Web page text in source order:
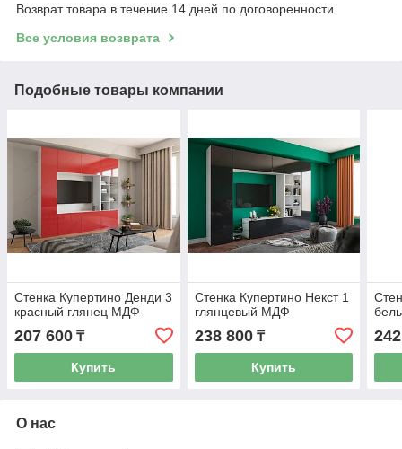
Возврат товара в течение 14 дней по договоренности
Все условия возврата
Подобные товары компании
Стенка Купертино Денди 3
красный глянец МДФ
207 600 ₸
Купить
Стенка Купертино Некст 1
глянцевый МДФ
238 800₸
Купить
О нас